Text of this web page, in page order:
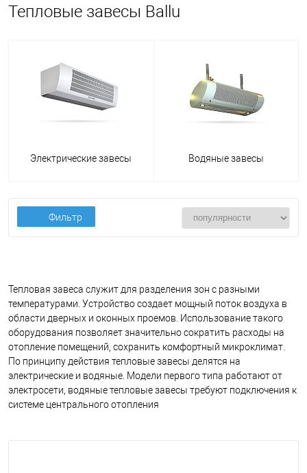
Тепловые завесы Ballu
Электрические завесы Водяные завесы
Фильтр
Тепловая завеса служит для разделения зон с разными
температурами. Устройство создает мощный поток воздуха в
области дверных и оконных проемов. Использование такого
оборудования позволяет значительно сократить расходы на
отопление помещений, сохранить комфортный микроклимат.
По принципу действия тепловые завесы делятся на
электрические и водяные. Модели первого типа работают от
электросети, водяные тепловые завесы требуют подключения к
системе центрального отопления